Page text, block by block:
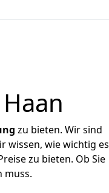
zu bieten. Wir sind
wissen, wie wichtig es
zu bieten. Ob Sie
muss.